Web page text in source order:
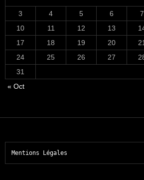
3
4 5 6 7
10
11 12 13
17
18 19 20 21
24
25 26 27
31
« Oct
Mentions Légales